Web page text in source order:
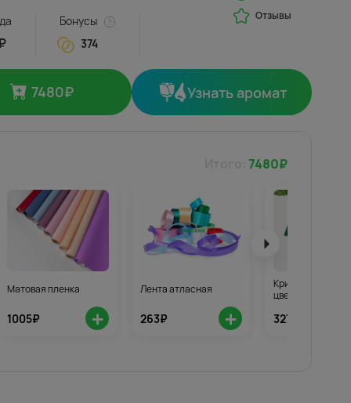
Бонусы
374
Отзывы
7480₽ Узнать аромат
7480₽
Матовая пленка
1005₽ +
Лента атласная
263₽ +
Кризал для
цветов 3шт.
327₽